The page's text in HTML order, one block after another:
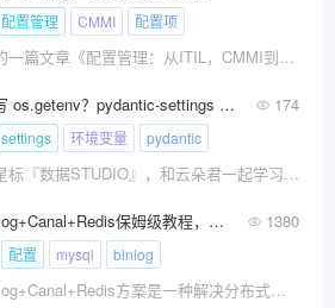
配置管理 CMMI 配置项
在之前的一篇文章《配置管理：从ITIL，CMMI到DevOps的实践与思考》中，我曾经分析了不同实践体系下对“
还在手写 os.getenv？pydantic-settings 让你配置管理效率翻倍 174
settings 环境变量 pydantic
关注和星标『数据STUDIO』，和云朵君一起学习AI ！
基于binlog+Canal+Redis保姆级教程，帮助您实现数据一致性落地的全过程！ 1380
配置 mysql binlog
基于binlog+Canal+Redis方案是一种解决分布式缓存和数据库之间数据一致性问题的方法，它通过MySQL的binlog和Canal机制，实现数据同步到Redis缓存，以保证数据一致性。